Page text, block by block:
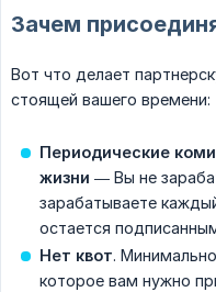
Зачем
Вот что делает
стоящей вашего времени:
Периодические
жизни — Вы не
зарабатываете
остается
Нет квот.
которое вам нужно